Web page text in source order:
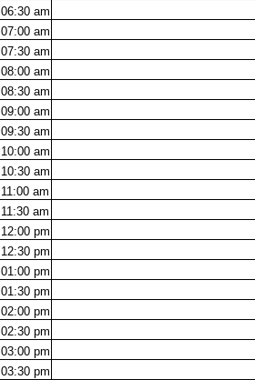
06:30 am
07:00 am
07:30 am
08:00 am
08:30 am
09:00 am
09:30 am
10:00 am
10:30 am
11:00 am
11:30 am
12:00 pm
12:30 pm
01:00 pm
01:30 pm
02:00 pm
02:30 pm
03:00 pm
03:30 pm